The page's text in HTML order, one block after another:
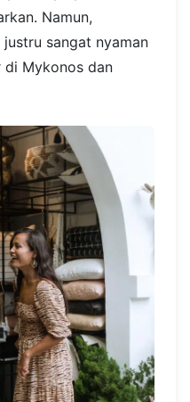
Namun,
sangat nyaman
Mykonos dan